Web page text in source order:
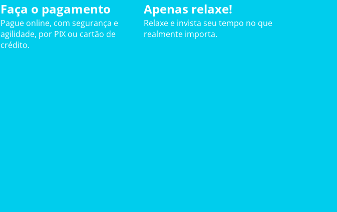
Faça o pagamento
Pague online, com segurança e
agilidade, por PIX ou cartão de
crédito.
Apenas relaxe!
Relaxe e invista seu tempo no que
realmente importa.